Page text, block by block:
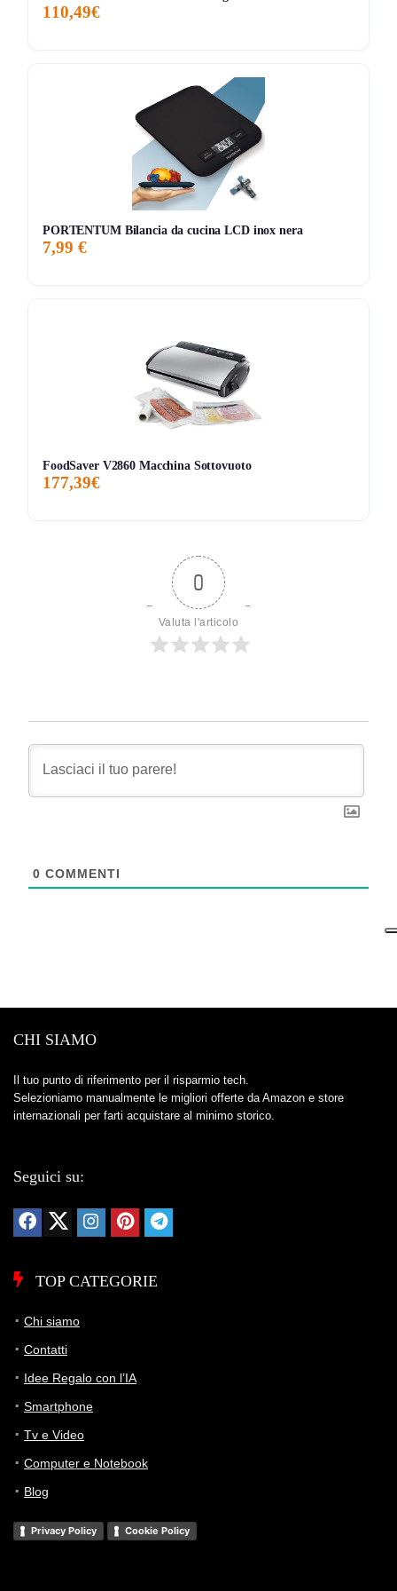
110,49€
PORTENTUM Bilancia da cucina LCD inox nera
7,99 €
FoodSaver V2860 Macchina Sottovuoto
177,39€
0
Valuta l'articolo
0 COMMENTI
CHI SIAMO
Il tuo punto di riferimento per il risparmio tech.
Selezioniamo manualmente le migliori offerte da Amazon e store
internazionali per farti acquistare al minimo storico.
Seguici su:
TOP CATEGORIE
Chi siamo
Contatti
Idee Regalo con l’IA
Smartphone
Tv e Video
Computer e Notebook
Blog
Privacy Policy Cookie Policy